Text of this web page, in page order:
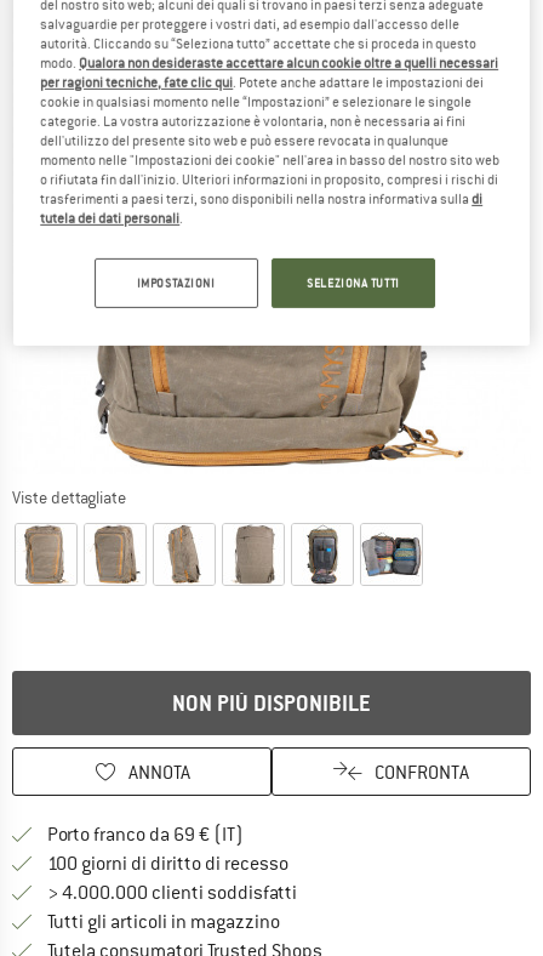
Viste dettagliate
NON PIÙ DISPONIBILE
ANNOTA CONFRONTA
Porto franco da 69 € (IT)
100 giorni di diritto di recessoVai alla politica di recesso qui
> 4.000.000 clienti soddisfatti
Tutti gli articoli in magazzino
del nostro sito web; alcuni dei quali si trovano in paesi terzi senza adeguate
salvaguardie per proteggere i vostri dati, ad esempio dall'accesso delle
autorità. Cliccando su “Seleziona tutto” accettate che si proceda in questo
modo. Qualora non desideraste accettare alcun cookie oltre a quelli necessari
per ragioni tecniche, fate clic qui. Potete anche adattare le impostazioni dei
cookie in qualsiasi momento nelle “Impostazioni” e selezionare le singole
categorie. La vostra autorizzazione è volontaria, non è necessaria ai fini
dell'utilizzo del presente sito web e può essere revocata in qualunque
momento nelle "Impostazioni dei cookie" nell'area in basso del nostro sito web
o rifiutata fin dall'inizio. Ulteriori informazioni in proposito, compresi i rischi di
trasferimenti a paesi terzi, sono disponibili nella nostra informativa sulladi
tutela dei dati personali.
IMPOSTAZIONI SELEZIONA TUTTI